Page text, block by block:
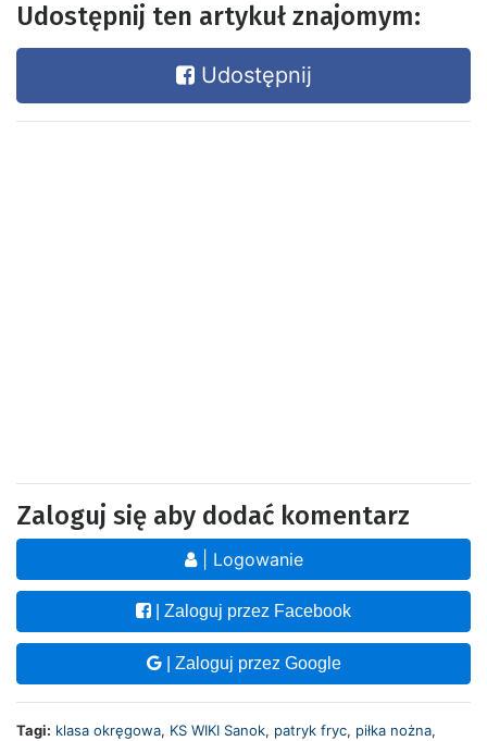
Udostępnij ten artykuł znajomym:
Udostępnij
Zaloguj się aby dodać komentarz
| Logowanie
| Zaloguj przez Facebook
| Zaloguj przez Google
Tagi: klasa okręgowa, KS WIKI Sanok, patryk fryc, piłka nożna,